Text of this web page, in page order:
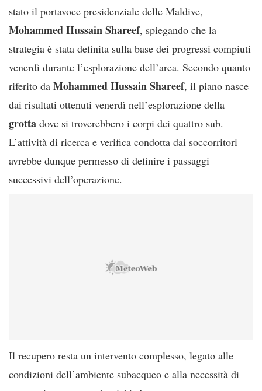
stato il portavoce presidenziale delle Maldive,
Mohammed Hussain Shareef, spiegando che la
strategia è stata definita sulla base dei progressi compiuti
venerdì durante l’esplorazione dell’area. Secondo quanto
riferito da Mohammed Hussain Shareef, il piano nasce
dai risultati ottenuti venerdì nell’esplorazione della
grotta dove si troverebbero i corpi dei quattro sub.
L’attività di ricerca e verifica condotta dai soccorritori
avrebbe dunque permesso di definire i passaggi
successivi dell’operazione.
Il recupero resta un intervento complesso, legato alle
condizioni dell’ambiente subacqueo e alla necessità di